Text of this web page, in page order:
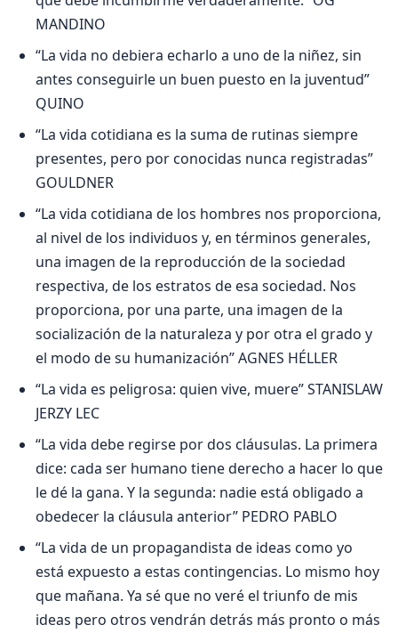
MANDINO
“La vida no debiera echarlo a uno de la niñez, sin
antes conseguirle un buen puesto en la juventud”
QUINO
“La vida cotidiana es la suma de rutinas siempre
presentes, pero por conocidas nunca registradas”
GOULDNER
“La vida cotidiana de los hombres nos proporciona,
al nivel de los individuos y, en términos generales,
una imagen de la reproducción de la sociedad
respectiva, de los estratos de esa sociedad. Nos
proporciona, por una parte, una imagen de la
socialización de la naturaleza y por otra el grado y
el modo de su humanización” AGNES HÉLLER
“La vida es peligrosa: quien vive, muere” STANISLAW
JERZY LEC
“La vida debe regirse por dos cláusulas. La primera
dice: cada ser humano tiene derecho a hacer lo que
le dé la gana. Y la segunda: nadie está obligado a
obedecer la cláusula anterior” PEDRO PABLO
“La vida de un propagandista de ideas como yo
está expuesto a estas contingencias. Lo mismo hoy
que mañana. Ya sé que no veré el triunfo de mis
ideas pero otros vendrán detrás más pronto o más